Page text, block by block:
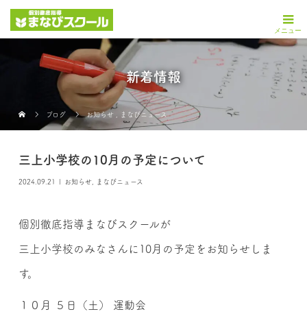
新着情報
ブログ お知らせ まなびニュース
三上小学校の10月の予定について
2024.09.21 お知らせ まなびニュース
個別徹底指導まなびスクールが
三上小学校のみなさんに10月の予定をお知らせしま
す。
１０月 ５日（土） 運動会